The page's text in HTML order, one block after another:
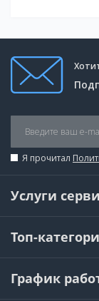
Я прочитал
Услуги
Топ-
График